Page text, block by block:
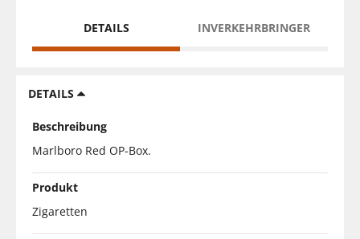
DETAILS INVERKEHRBRINGER
DETAILS
Beschreibung
Marlboro Red OP-Box.
Produkt
Zigaretten